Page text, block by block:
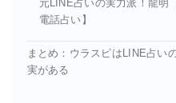
元LINE占いの実力派！龍明
電話占い】
まとめ：ウラスピはLINE占い
実がある